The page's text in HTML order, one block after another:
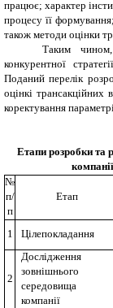
працює; характер
процесу її
також методи оцінки
Таким
конкурентної
Поданий перелік
оцінкі трансакційних
коректування
Етапи розробки та
№
п/
п
Етап
1 Цілепокладання
2
Дослідження
зовнішнього
середовища
компанії